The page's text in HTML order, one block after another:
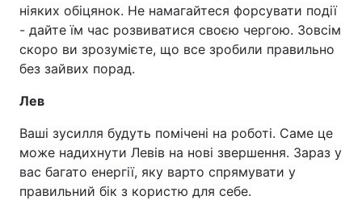
ніяких обіцянок. Не намагайтеся форсувати події
- дайте їм час розвиватися своєю чергою. Зовсім
скоро ви зрозумієте, що все зробили правильно
без зайвих порад.
Лев
Ваші зусилля будуть помічені на роботі. Саме це
може надихнути Левів на нові звершення. Зараз у
вас багато енергії, яку варто спрямувати у
правильний бік з користю для себе.